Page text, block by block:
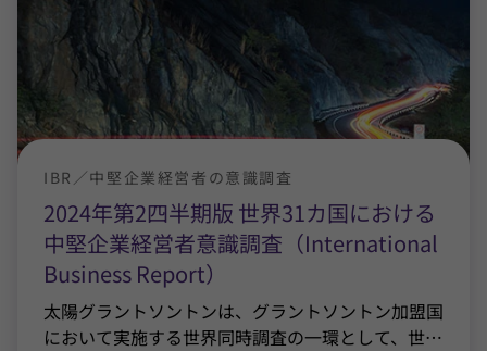
2024年第2四半期版 世界31カ国における
中堅企業経営者意識調査（International
Business Report）
IBR／中堅企業経営者の意識調査
太陽グラントソントンは、グラントソントン加盟国
において実施する世界同時調査の一環として、世…